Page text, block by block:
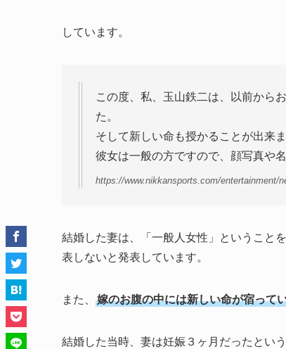
しています。
この度、私、玉山鉄二は、以前から
た。
そして新しい命も授かることが出来ま
彼女は一般の方ですので、顔写真や
https://www.nikkansports.com/entertainment/
結婚した妻は、「一般人女性」ということ
表しないと発表しています。
また、 嫁のお腹の中には新しい命が宿って
結婚した当時、妻は妊娠３ヶ月だったとい